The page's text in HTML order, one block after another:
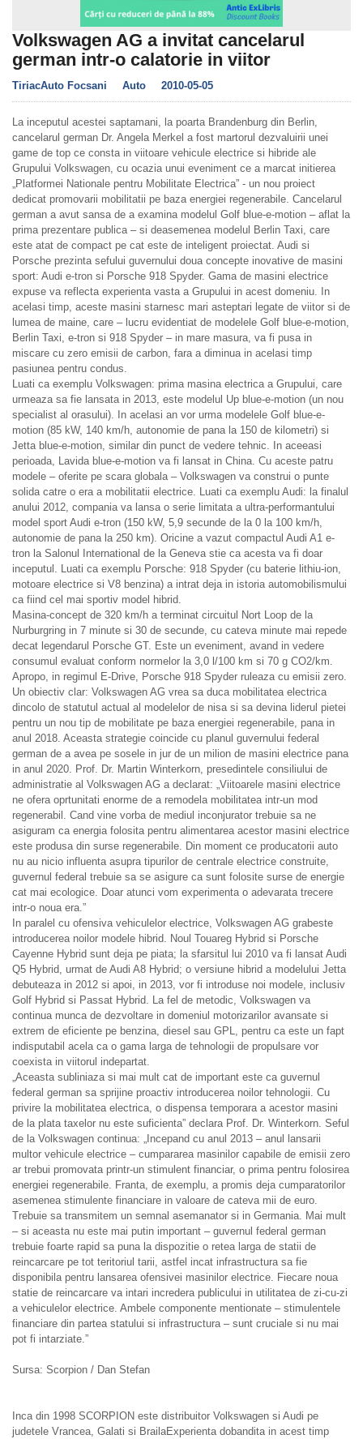
Volkswagen AG a invitat cancelarul
german intr-o calatorie in viitor
TiriacAuto Focsani Auto 2010-05-05
La inceputul acestei saptamani, la poarta Brandenburg din Berlin,
cancelarul german Dr. Angela Merkel a fost martorul dezvaluirii unei
game de top ce consta in viitoare vehicule electrice si hibride ale
Grupului Volkswagen, cu ocazia unui eveniment ce a marcat initierea
„Platformei Nationale pentru Mobilitate Electrica” - un nou proiect
dedicat promovarii mobilitatii pe baza energiei regenerabile. Cancelarul
german a avut sansa de a examina modelul Golf blue-e-motion – aflat la
prima prezentare publica – si deasemenea modelul Berlin Taxi, care
este atat de compact pe cat este de inteligent proiectat. Audi si
Porsche prezinta sefului guvernului doua concepte inovative de masini
sport: Audi e-tron si Porsche 918 Spyder. Gama de masini electrice
expuse va reflecta experienta vasta a Grupului in acest domeniu. In
acelasi timp, aceste masini starnesc mari asteptari legate de viitor si de
lumea de maine, care – lucru evidentiat de modelele Golf blue-e-motion,
Berlin Taxi, e-tron si 918 Spyder – in mare masura, va fi pusa in
miscare cu zero emisii de carbon, fara a diminua in acelasi timp
pasiunea pentru condus.
Luati ca exemplu Volkswagen: prima masina electrica a Grupului, care
urmeaza sa fie lansata in 2013, este modelul Up blue-e-motion (un nou
specialist al orasului). In acelasi an vor urma modelele Golf blue-e-
motion (85 kW, 140 km/h, autonomie de pana la 150 de kilometri) si
Jetta blue-e-motion, similar din punct de vedere tehnic. In aceeasi
perioada, Lavida blue-e-motion va fi lansat in China. Cu aceste patru
modele – oferite pe scara globala – Volkswagen va construi o punte
solida catre o era a mobilitatii electrice. Luati ca exemplu Audi: la finalul
anului 2012, compania va lansa o serie limitata a ultra-performantului
model sport Audi e-tron (150 kW, 5,9 secunde de la 0 la 100 km/h,
autonomie de pana la 250 km). Oricine a vazut compactul Audi A1 e-
tron la Salonul International de la Geneva stie ca acesta va fi doar
inceputul. Luati ca exemplu Porsche: 918 Spyder (cu baterie lithiu-ion,
motoare electrice si V8 benzina) a intrat deja in istoria automobilismului
ca fiind cel mai sportiv model hibrid.
Masina-concept de 320 km/h a terminat circuitul Nort Loop de la
Nurburgring in 7 minute si 30 de secunde, cu cateva minute mai repede
decat legendarul Porsche GT. Este un eveniment, avand in vedere
consumul evaluat conform normelor la 3,0 l/100 km si 70 g CO2/km.
Apropo, in regimul E-Drive, Porsche 918 Spyder ruleaza cu emisii zero.
Un obiectiv clar: Volkswagen AG vrea sa duca mobilitatea electrica
dincolo de statutul actual al modelelor de nisa si sa devina liderul pietei
pentru un nou tip de mobilitate pe baza energiei regenerabile, pana in
anul 2018. Aceasta strategie coincide cu planul guvernului federal
german de a avea pe sosele in jur de un milion de masini electrice pana
in anul 2020. Prof. Dr. Martin Winterkorn, presedintele consiliului de
administratie al Volkswagen AG a declarat: „Viitoarele masini electrice
ne ofera oprtunitati enorme de a remodela mobilitatea intr-un mod
regenerabil. Cand vine vorba de mediul inconjurator trebuie sa ne
asiguram ca energia folosita pentru alimentarea acestor masini electrice
este produsa din surse regenerabile. Din moment ce producatorii auto
nu au nicio influenta asupra tipurilor de centrale electrice construite,
guvernul federal trebuie sa se asigure ca sunt folosite surse de energie
cat mai ecologice. Doar atunci vom experimenta o adevarata trecere
intr-o noua era.”
In paralel cu ofensiva vehiculelor electrice, Volkswagen AG grabeste
introducerea noilor modele hibrid. Noul Touareg Hybrid si Porsche
Cayenne Hybrid sunt deja pe piata; la sfarsitul lui 2010 va fi lansat Audi
Q5 Hybrid, urmat de Audi A8 Hybrid; o versiune hibrid a modelului Jetta
debuteaza in 2012 si apoi, in 2013, vor fi introduse noi modele, inclusiv
Golf Hybrid si Passat Hybrid. La fel de metodic, Volkswagen va
continua munca de dezvoltare in domeniul motorizarilor avansate si
extrem de eficiente pe benzina, diesel sau GPL, pentru ca este un fapt
indisputabil acela ca o gama larga de tehnologii de propulsare vor
coexista in viitorul indepartat.
„Aceasta subliniaza si mai mult cat de important este ca guvernul
federal german sa sprijine proactiv introducerea noilor tehnologii. Cu
privire la mobilitatea electrica, o dispensa temporara a acestor masini
de la plata taxelor nu este suficienta” declara Prof. Dr. Winterkorn. Seful
de la Volkswagen continua: „Incepand cu anul 2013 – anul lansarii
multor vehicule electrice – cumpararea masinilor capabile de emisii zero
ar trebui promovata printr-un stimulent financiar, o prima pentru folosirea
energiei regenerabile. Franta, de exemplu, a promis deja cumparatorilor
asemenea stimulente financiare in valoare de cateva mii de euro.
Trebuie sa transmitem un semnal asemanator si in Germania. Mai mult
– si aceasta nu este mai putin important – guvernul federal german
trebuie foarte rapid sa puna la dispozitie o retea larga de statii de
reincarcare pe tot teritoriul tarii, astfel incat infrastructura sa fie
disponibila pentru lansarea ofensivei masinilor electrice. Fiecare noua
statie de reincarcare va intari incredera publicului in utilitatea de zi-cu-zi
a vehiculelor electrice. Ambele componente mentionate – stimulentele
financiare din partea statului si infrastructura – sunt cruciale si nu mai
pot fi intarziate.”
Sursa: Scorpion / Dan Stefan
Inca din 1998 SCORPION este distribuitor Volkswagen si Audi pe
judetele Vrancea, Galati si BrailaExperienta dobandita in acest timp